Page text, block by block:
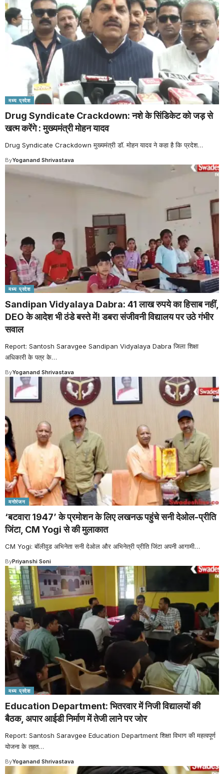
मध्य प्रदेश
Drug Syndicate Crackdown: नशे के सिंडिकेट को जड़ से
खत्म करेंगे : मुख्यमंत्री मोहन यादव
Drug Syndicate Crackdown मुख्यमंत्री डॉ. मोहन यादव ने कहा है कि प्रदेश…
ByYoganand Shrivastava
मध्य प्रदेश
Sandipan Vidyalaya Dabra: 41 लाख रुपये का हिसाब नहीं,
DEO के आदेश भी ठंडे बस्ते में! डबरा संजीवनी विद्यालय पर उठे गंभीर
सवाल
Report: Santosh Saravgee Sandipan Vidyalaya Dabra जिला शिक्षा
अधिकारी के पत्र के…
ByYoganand Shrivastava
मनोरंजन
‘बटवारा 1947’ के प्रमोशन के लिए लखनऊ पहुंचे सनी देओल-प्र‍ीति
जिंटा, CM Yogi से की मुलाकात
CM Yogi: बॉलीवुड अभिनेता सनी देओल और अभिनेत्री प्रीति जिंटा अपनी आगामी…
ByPriyanshi Soni
मध्य प्रदेश
Education Department: भितरवार में निजी विद्यालयों की
बैठक, अपार आईडी निर्माण में तेजी लाने पर जोर
Report: Santosh Saravgee Education Department शिक्षा विभाग की महत्वपूर्ण
योजना के तहत…
ByYoganand Shrivastava